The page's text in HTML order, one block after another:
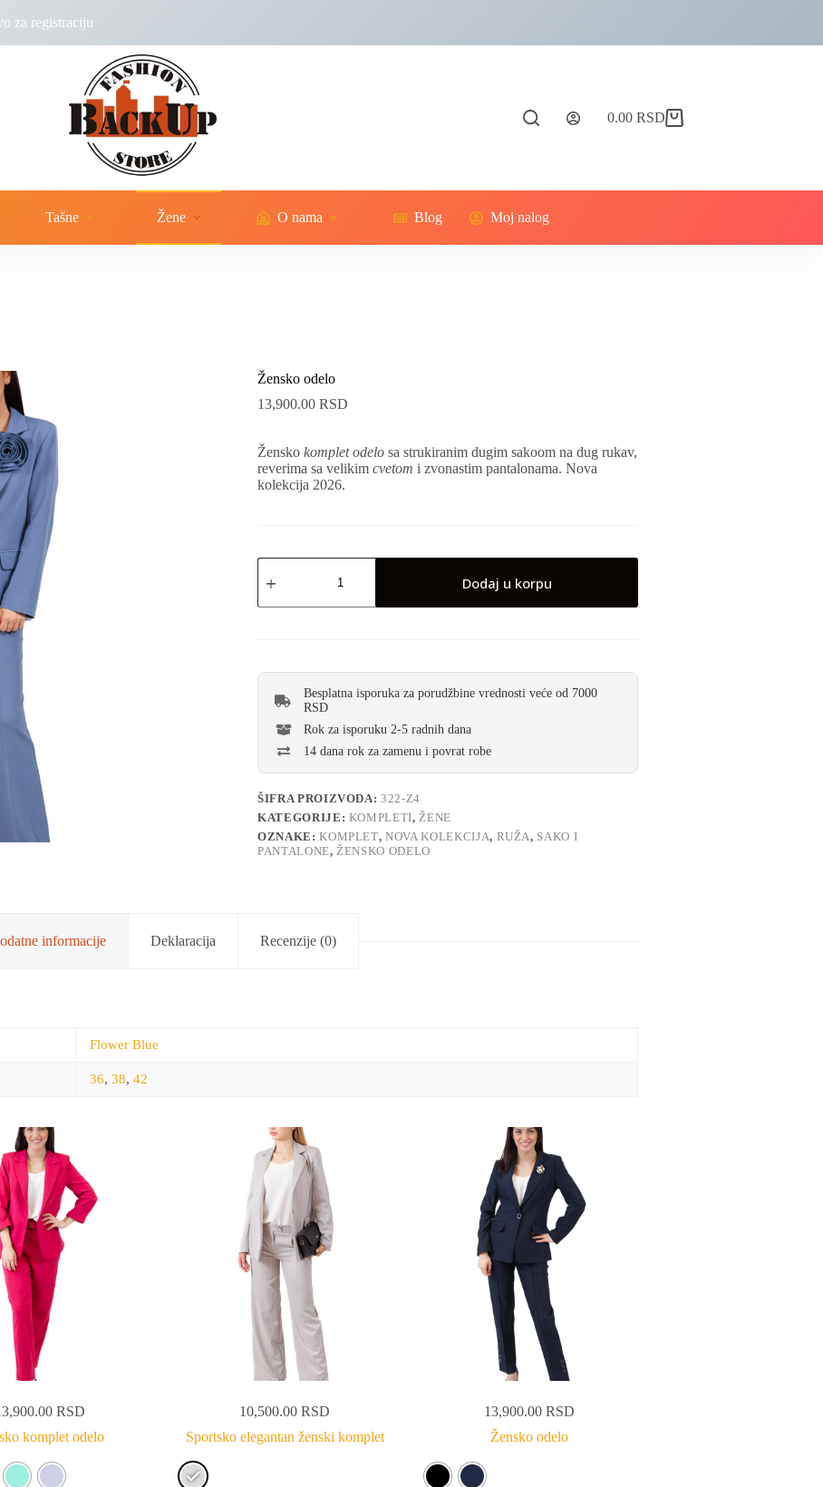
za registraciju
0.00 RSD
Tašne Žene O nama Blog Moj nalog
Žensko odelo
13,900.00 RSD
Žensko komplet odelo sa strukiranim dugim sakoom na dug rukav,
reverima sa velikim cvetom i zvonastim pantalonama. Nova
kolekcija 2026.
Dodaj u korpu
Besplatna isporuka za porudžbine vrednosti veće od 7000
RSD
Rok za isporuku 2-5 radnih dana
14 dana rok za zamenu i povrat robe
ŠIFRA PROIZVODA:322-Z4
KATEGORIJE: KOMPLETI,ŽENE
OZNAKE:KOMPLET,NOVA KOLEKCIJA, RUŽA, SAKO I
PANTALONE,ŽENSKO ODELO
informacije Deklaracija Recenzije (0)
Flower Blue
36, 38, 42
RSD
komplet odelo
10,500.00 RSD
Sportsko elegantan ženski komplet
13,900.00 RSD
Žensko odelo